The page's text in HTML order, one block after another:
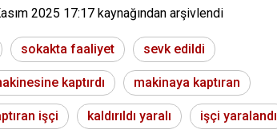
2025 17:17 kaynağından arşivlendi
sokakta faaliyet sevk edildi
kaptırdı makinaya kaptıran
işçi kaldırıldı yaralı işçi yaralandı